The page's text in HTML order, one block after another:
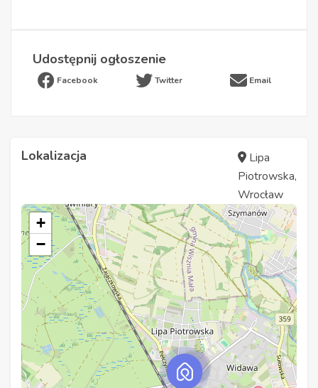
Udostępnij ogłoszenie
Facebook Twitter Email
Lokalizacja
Lipa
Piotrowska,
Wrocław
+
−